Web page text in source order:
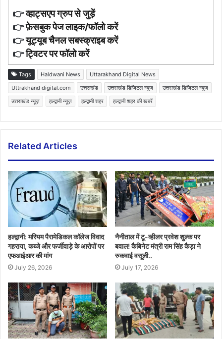
👉व्हाट्सएप ग्रुप से जुड़ें
👉फ़ेसबुक पेज लाइक/फॉलो करें
👉यूट्यूब चैनल सबस्क्राइब करें
👉ट्विटर पर फॉलो करें
Tags Haldwani News
Uttarakhand Digital News
Uttrakhand digital.com
उत्तराखंड उत्तराखंड डिजिटल न्यूज
उत्तराखंड डिजिटल न्यूज़
उत्तराखंड न्यूज़
हल्द्वानी न्यूज़ हल्द्वानी शहर हल्द्वानी शहर की खबरें
Related Articles
हल्द्वानी: मरियम पैरामेडिकल कॉलेज विवाद
गहराया, कब्जे और फर्जीवाड़े के आरोपों पर
एफआईआर की मांग
July 26, 2026
नैनीताल में टू-व्हीलर प्रवेश शुल्क पर
बवाल! कैबिनेट मंत्री राम सिंह कैड़ा ने
रुकवाई वसूली..
July 17, 2026